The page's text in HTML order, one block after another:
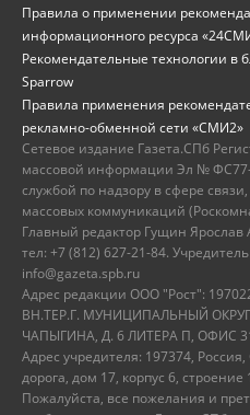
Правила о применении
информационного ресурса
Рекомендательные технологии в
Sparrow
Правила применения
рекламно-обменной сети «СМИ2»
Сетевое издание Газета.СПб
массовой информации Эл №
службой по надзору в сфере
массовых коммуникаций
Главный редактор Гущин Ярослав
тел: +7 (812) 627-21-84.
info@gazeta.spb.ru
Адрес редакции ООО "Рост":
ВН.ТЕР.Г. МУНИЦИПАЛЬНЫЙ
ЧАПЫГИНА, Д. 6 ЛИТЕРА П, ОФИС
Адрес учредителя: 197374,
дорога, дом 17, корпус 6,
Пожалуйста, все пожелания и